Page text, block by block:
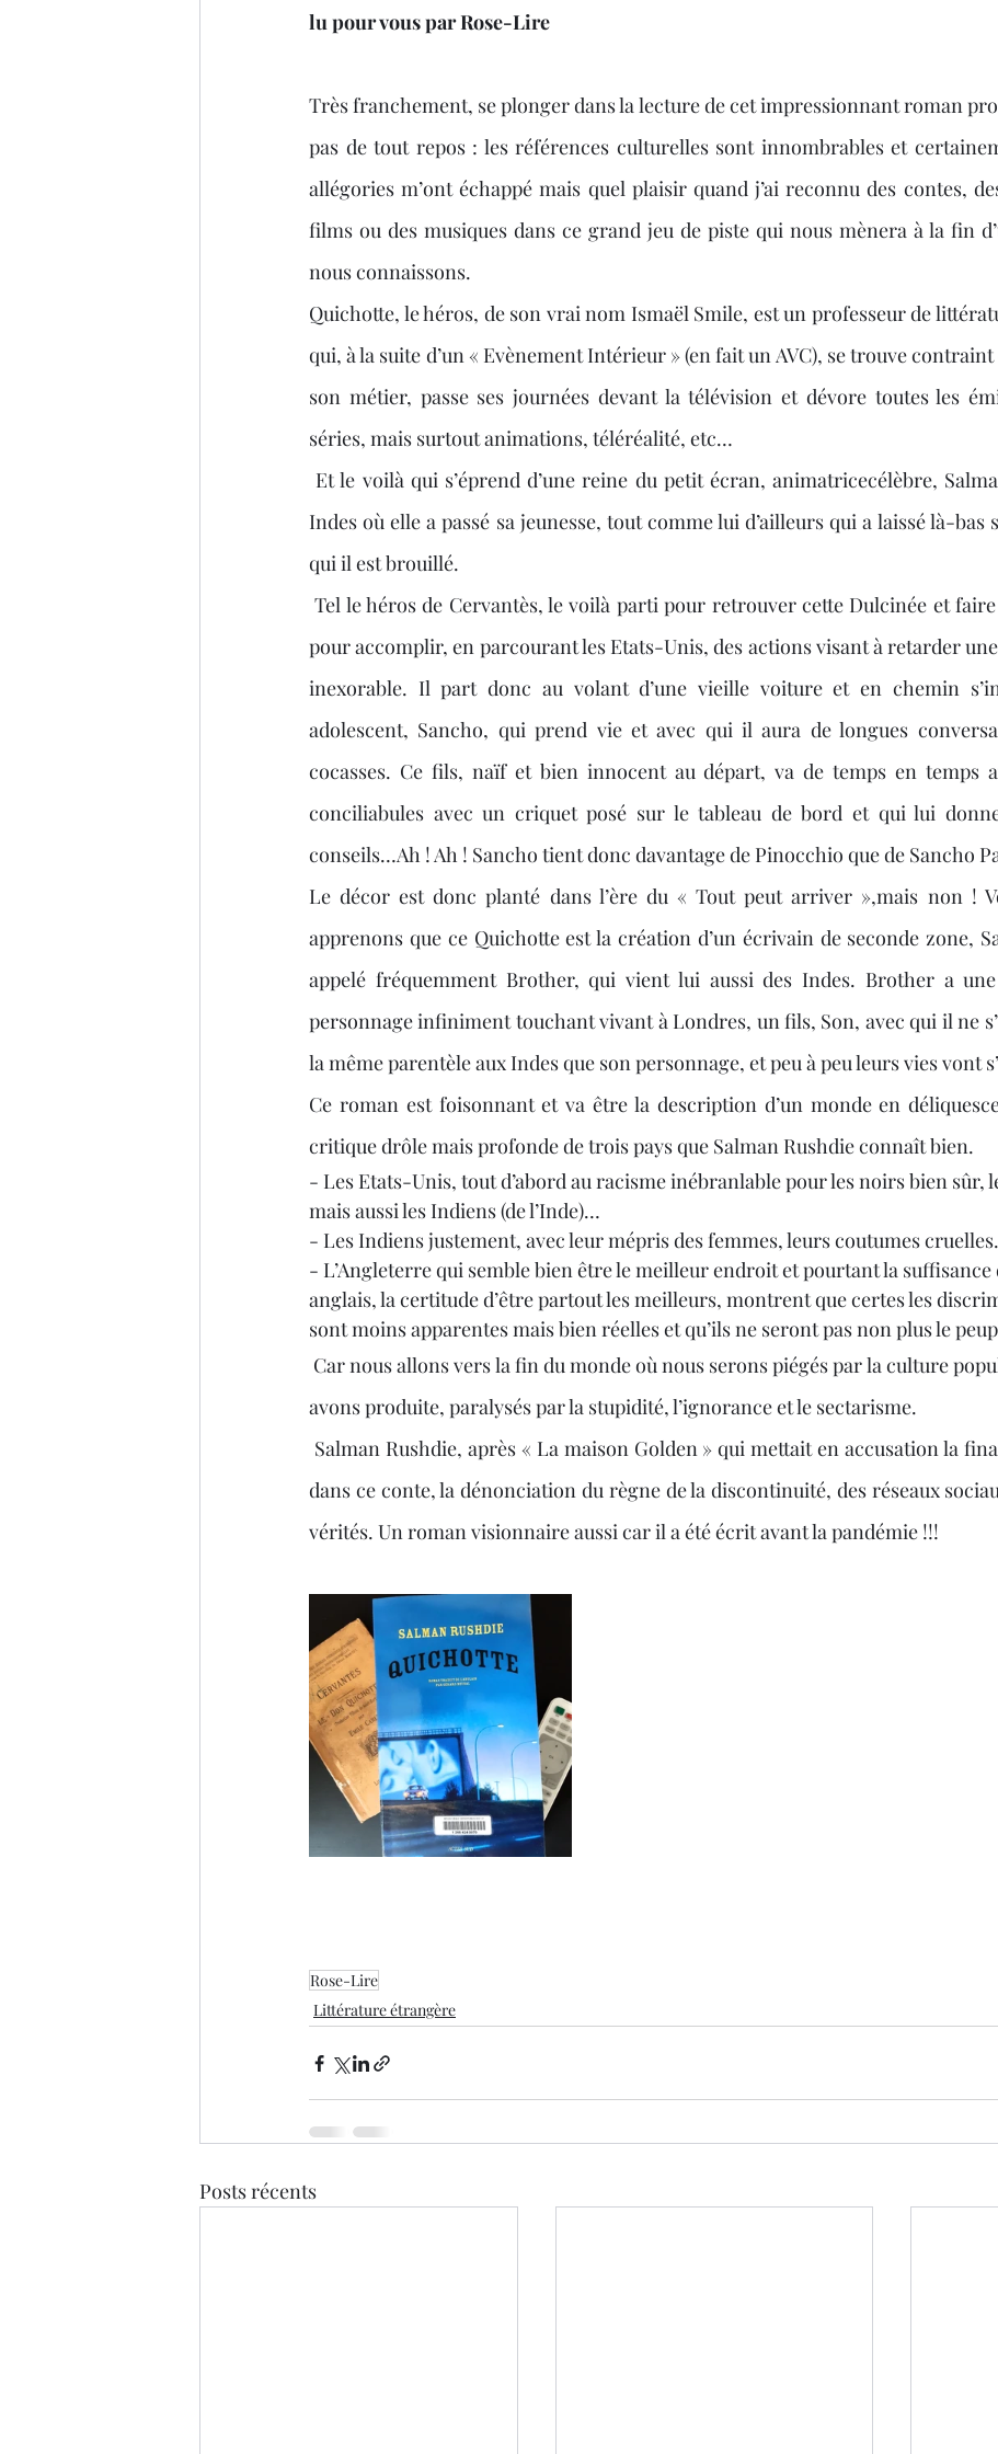
Salon du livre
lu pour vous par Rose-Lire
Très franchement, se plonger dans la lecture de cet impressionnant roman
pas de tout repos : les références culturelles sont innombrables et
allégories m’ont échappé mais quel plaisir quand j’ai reconnu des contes,
films ou des musiques dans ce grand jeu de piste qui nous mènera à la fin
nous connaissons.
Quichotte, le héros, de son vrai nom Ismaël Smile, est un professeur de
qui, à la suite d’un « Evènement Intérieur » (en fait un AVC), se trouve contraint
son métier, passe ses journées devant la télévision et dévore toutes les
séries, mais surtout animations, téléréalité, etc…
Indes où elle a passé sa jeunesse, tout comme lui d’ailleurs qui a laissé là-bas
qui il est brouillé.
Tel le héros de Cervantès, le voilà parti pour retrouver cette Dulcinée et faire de son mieux
pour accomplir, en parcourant les Etats-Unis, des actions visant à retarder
inexorable. Il part donc au volant d’une vieille voiture et en chemin
adolescent, Sancho, qui prend vie et avec qui il aura de longues
cocasses. Ce fils, naïf et bien innocent au départ, va de temps en temps
conciliabules avec un criquet posé sur le tableau de bord et qui lui
conseils…Ah ! Ah ! Sancho tient donc davantage de Pinocchio que de Sancho
Le décor est donc planté dans l’ère du « Tout peut arriver »,mais non !
apprenons que ce Quichotte est la création d’un écrivain de seconde zone,
appelé fréquemment Brother, qui vient lui aussi des Indes. Brother a
personnage infiniment touchant vivant à Londres, un fils, Son, avec qui il ne
la même parentèle aux Indes que son personnage, et peu à peu leurs vies vont
Ce roman est foisonnant et va être la description d’un monde en
critique drôle mais profonde de trois pays que Salman Rushdie connaît bien.
- Les Etats-Unis, tout d’abord au racisme inébranlable pour les noirs bien sûr,
mais aussi les Indiens (de l’Inde)…
- Les Indiens justement, avec leur mépris des femmes, leurs coutumes
- L’Angleterre qui semble bien être le meilleur endroit et pourtant la suffisance
anglais, la certitude d’être partout les meilleurs, montrent que certes les
sont moins apparentes mais bien réelles et qu’ils ne seront pas non plus le
avons produite, paralysés par la stupidité, l’ignorance et le sectarisme.
dans ce conte, la dénonciation du règne de la discontinuité, des réseaux
vérités. Un roman visionnaire aussi car il a été écrit avant la pandémie !!!
Rose-Lire
Littérature étrangère
Posts récents